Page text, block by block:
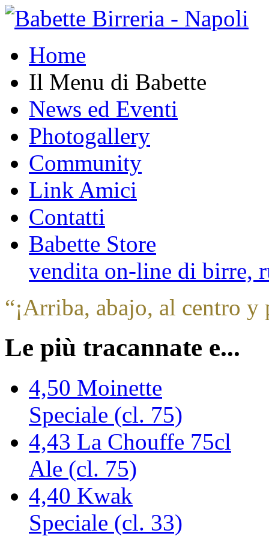
Home
Il Menu di Babette
News ed Eventi
Photogallery
Community
Link Amici
Contatti
Babette Store
vendita on-line di birre,
“¡Arriba, abajo, al centro y
Le più tracannate e...
4,50 Moinette
Speciale (cl. 75)
4,43 La Chouffe 75cl
Ale (cl. 75)
4,40 Kwak
Speciale (cl. 33)